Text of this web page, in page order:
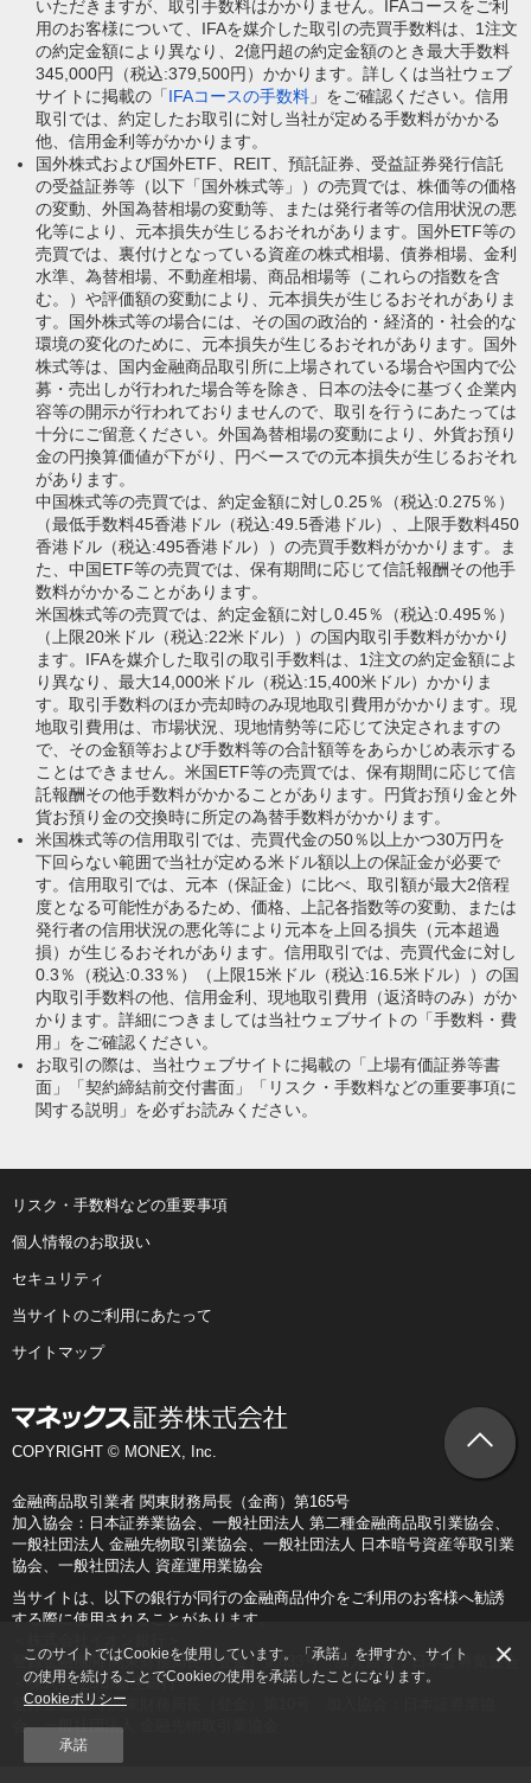
いただきますが、取引手数料はかかりません。IFAコースをご利
用のお客様について、IFAを媒介した取引の売買手数料は、1注文
の約定金額により異なり、2億円超の約定金額のとき最大手数料
345,000円（税込:379,500円）かかります。詳しくは当社ウェブ
サイトに掲載の「IFAコースの手数料 」をご確認ください。信用
取引では、約定したお取引に対し当社が定める手数料がかかる
他、信用金利等がかかります。
国外株式および国外ETF、REIT、預託証券、受益証券発行信託
の受益証券等（以下「国外株式等」）の売買では、株価等の価格
の変動、外国為替相場の変動等、または発行者等の信用状況の悪
化等により、元本損失が生じるおそれがあります。国外ETF等の
売買では、裏付けとなっている資産の株式相場、債券相場、金利
水準、為替相場、不動産相場、商品相場等（これらの指数を含
む。）や評価額の変動により、元本損失が生じるおそれがありま
す。国外株式等の場合には、その国の政治的・経済的・社会的な
環境の変化のために、元本損失が生じるおそれがあります。国外
株式等は、国内金融商品取引所に上場されている場合や国内で公
募・売出しが行われた場合等を除き、日本の法令に基づく企業内
容等の開示が行われておりませんので、取引を行うにあたっては
十分にご留意ください。外国為替相場の変動により、外貨お預り
金の円換算価値が下がり、円ベースでの元本損失が生じるおそれ
があります。
中国株式等の売買では、約定金額に対し0.25％（税込:0.275％）
（最低手数料45香港ドル（税込:49.5香港ドル）、上限手数料450
香港ドル（税込:495香港ドル））の売買手数料がかかります。ま
た、中国ETF等の売買では、保有期間に応じて信託報酬その他手
数料がかかることがあります。
米国株式等の売買では、約定金額に対し0.45％（税込:0.495％）
（上限20米ドル（税込:22米ドル））の国内取引手数料がかかり
ます。IFAを媒介した取引の取引手数料は、1注文の約定金額によ
り異なり、最大14,000米ドル（税込:15,400米ドル）かかりま
す。取引手数料のほか売却時のみ現地取引費用がかかります。現
地取引費用は、市場状況、現地情勢等に応じて決定されますの
で、その金額等および手数料等の合計額等をあらかじめ表示する
ことはできません。米国ETF等の売買では、保有期間に応じて信
託報酬その他手数料がかかることがあります。円貨お預り金と外
貨お預り金の交換時に所定の為替手数料がかかります。
米国株式等の信用取引では、売買代金の50％以上かつ30万円を
下回らない範囲で当社が定める米ドル額以上の保証金が必要で
す。信用取引では、元本（保証金）に比べ、取引額が最大2倍程
度となる可能性があるため、価格、上記各指数等の変動、または
発行者の信用状況の悪化等により元本を上回る損失（元本超過
損）が生じるおそれがあります。信用取引では、売買代金に対し
0.3％（税込:0.33％）（上限15米ドル（税込:16.5米ドル））の国
内取引手数料の他、信用金利、現地取引費用（返済時のみ）がか
かります。詳細につきましては当社ウェブサイトの「手数料・費
用」をご確認ください。
お取引の際は、当社ウェブサイトに掲載の「上場有価証券等書
面」「契約締結前交付書面」「リスク・手数料などの重要事項に
関する説明」を必ずお読みください。
リスク・手数料などの重要事項
個人情報のお取扱い
セキュリティ
当サイトのご利用にあたって
サイトマップ
COPYRIGHT © MONEX, Inc.
金融商品取引業者 関東財務局長（金商）第165号
加入協会：日本証券業協会、一般社団法人 第二種金融商品取引業協会、
一般社団法人 金融先物取引業協会、一般社団法人 日本暗号資産等取引業
協会、一般社団法人 資産運用業協会
当サイトは、以下の銀行が同行の金融商品仲介をご利用のお客様へ勧誘
する際に使用されることがあります。
登録金融機関 関東財務局長（登金）第633号 加入協会：日本証券業協会
＜株式会社SBI新生銀行＞
登録金融機関 関東財務局長（登金）第10号 加入協会：日本証券業協
会、一般社団法人 金融先物取引業協会
このサイトではCookieを使用しています。「承諾」を押すか、サイト
の使用を続けることでCookieの使用を承諾したことになります。
Cookieポリシー
承諾
×